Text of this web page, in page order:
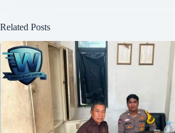
Related Posts